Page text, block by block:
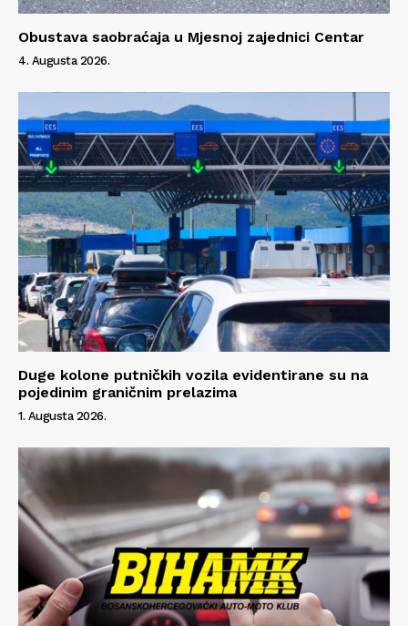
Obustava saobraćaja u Mjesnoj zajednici Centar
4. Augusta 2026.
Duge kolone putničkih vozila evidentirane su na
pojedinim graničnim prelazima
1. Augusta 2026.